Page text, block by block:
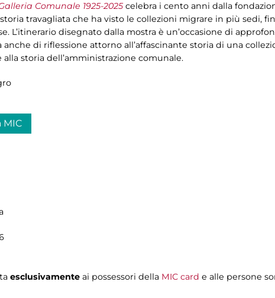
Comunale 1925-2025 celebra i cento anni dalla
travagliata che ha visto le collezioni migrare in più sedi,
L’itinerario disegnato dalla mostra è un’occasione di
di riflessione attorno all’affascinante storia di una
storia dell’amministrazione comunale.
MIC
esclusivamente ai possessori della MIC card e alle persone